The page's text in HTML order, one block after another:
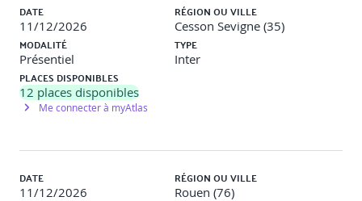
Loi du 24 octobre 2025 et évolution du dispositif
Passage de l’entretien professionnel à l’entretien de
parcours professionnel
Enjeux RH : compétences, employabilité, mobilité
Réflexion collective Échanges sur les pratiques et impacts
de la réforme.
2 - Préparer l’entretien de parcours professionnel
Organisation et planification des entretiens
Analyse du parcours du collaborateur
DATE
11/12/2026
RÉGION OU VILLE
Cesson Sevigne (35)
MODALITÉ
Présentiel
TYPE
Inter
PLACES DISPONIBLES
12 places disponibles
Me connecter à myAtlas
DATE
11/12/2026
RÉGION OU VILLE
Rouen (76)